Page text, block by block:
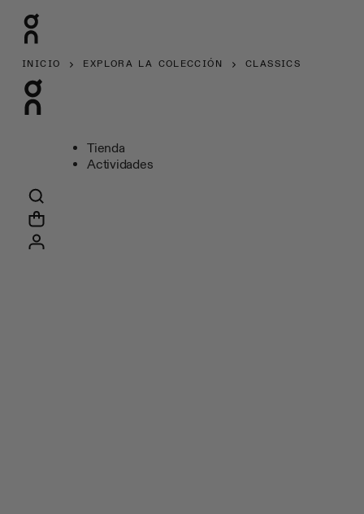
INICIO EXPLORA LA COLECCIÓN CLASSICS
Tienda
Actividades